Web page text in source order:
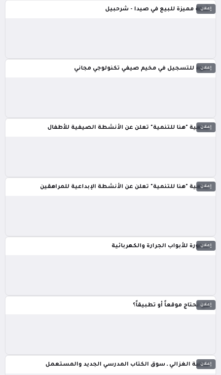
إعلان
شقة مميزة للبيع في صيدا - شرحبيل
إعلان
دعوة للتسجيل في مخيم صيفي تكنولوجي مجاني
إعلان
جمعية "هنا للتنمية" تعلن عن الأنشطة الصيفية للأطفال
إعلان
جمعية "هنا للتنمية" تعلن عن الأنشطة الإبداعية للمراهقين
إعلان
سمورة للأبواب الجرارة والكهربائية
إعلان
هل تحتاج موقعاً أو تطبيقاً؟
إعلان
مكتبة الغزالي ـ سوق الكتاب المدرسي الجديد والمستعمل